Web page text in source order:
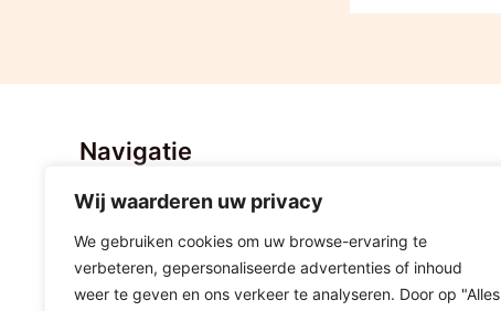
Wij waarderen uw privacy
We gebruiken cookies om uw browse-ervaring te
verbeteren, gepersonaliseerde advertenties of inhoud
weer te geven en ons verkeer te analyseren. Door op "Alles
Navigatie
Home
Nieuws
Stratenvolleybal Hoogeveen
Lid worden